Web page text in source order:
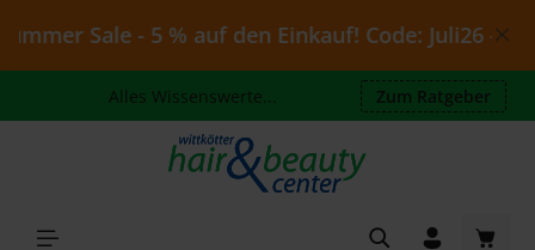
Zum Hauptinhalt springen
Sale - 5 % auf den Einkauf! Code: Juli26 -
Alles Wissenswerte... Zum Ratgeber